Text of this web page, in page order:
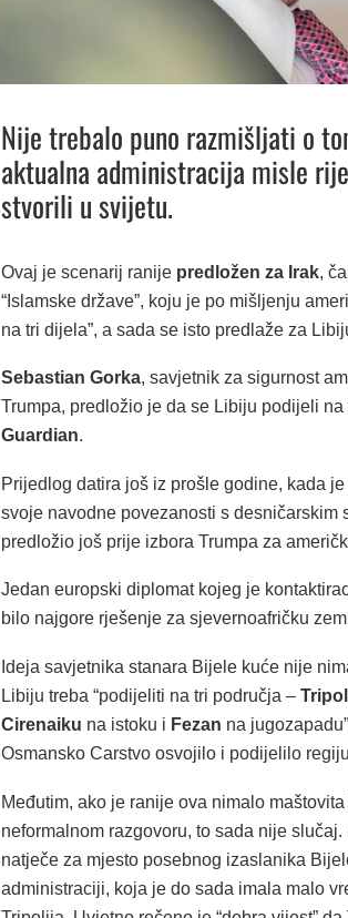
Nije trebalo puno razmišljati o
aktualna administracija misle
stvorili u svijetu.
Ovaj je scenarij ranije predložen za Irak,
“Islamske države”, koju je po mišljenju
na tri dijela”, a sada se isto predlaže za
Sebastian Gorka, savjetnik za sigurnost
Trumpa, predložio je da se Libiju podijeli
Guardian.
Prijedlog datira još iz prošle godine, kada
svoje navodne povezanosti s desničarskim
predložio još prije izbora Trumpa za
Jedan europski diplomat kojeg je
bilo najgore rješenje za sjevernoafričku
Ideja savjetnika stanara Bijele kuće nije
Libiju treba “podijeliti na tri područja –
Cirenaiku na istoku i Fezan na
Osmansko Carstvo osvojilo i podijelilo
Međutim, ako je ranije ova nimalo
neformalnom razgovoru, to sada nije
natječe za mjesto posebnog izaslanika
administraciji, koja je do sada imala malo